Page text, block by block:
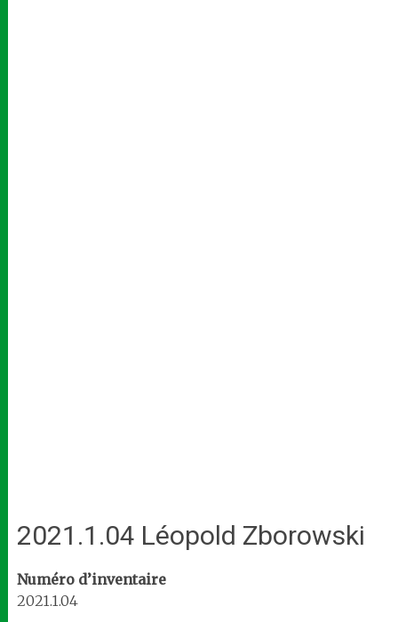
2021.1.04 Léopold Zborowski
Numéro d’inventaire
2021.1.04